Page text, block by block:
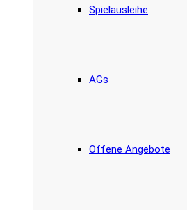
Spielausleihe
AGs
Offene Angebote